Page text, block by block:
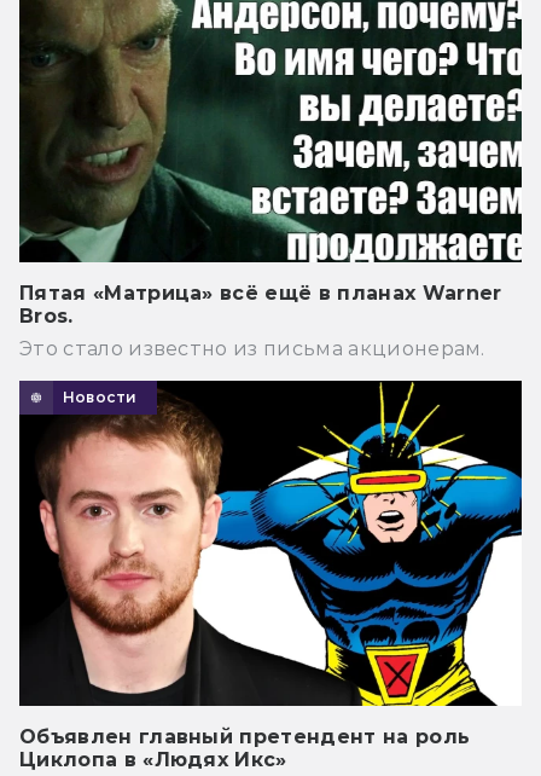
Пятая «Матрица» всё ещё в планах Warner
Bros.
Это стало известно из письма акционерам.
Новости
Объявлен главный претендент на роль
Циклопа в «Людях Икс»